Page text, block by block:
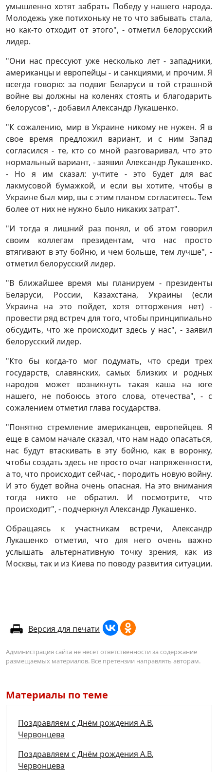
умышленно хотят забрать Победу у нашего народа.
Молодежь уже потихоньку не то что забывать стала,
но как-то отходит от этого", - отметил белорусский
лидер.
"Они нас прессуют уже несколько лет - западники,
американцы и европейцы - и санкциями, и прочим. Я
всегда говорю: за подвиг Беларуси в той страшной
войне вы должны на коленях стоять и благодарить
белорусов", - добавил Александр Лукашенко.
"К сожалению, мир в Украине никому не нужен. Я в
свое время предложил вариант, и с ним Запад
согласился - те, кто со мной разговаривал, что это
нормальный вариант, - заявил Александр Лукашенко.
- Но я им сказал: учтите - это будет для вас
лакмусовой бумажкой, и если вы хотите, чтобы в
Украине был мир, вы с этим планом согласитесь. Тем
более от них не нужно было никаких затрат".
"И тогда я лишний раз понял, и об этом говорил
своим коллегам президентам, что нас просто
втягивают в эту бойню, и чем больше, тем лучше", -
отметил белорусский лидер.
"В ближайшее время мы планируем - президенты
Беларуси, России, Казахстана, Украины (если
Украина на это пойдет, хотя отторжения нет) -
провести ряд встреч для того, чтобы принципиально
обсудить, что же происходит здесь у нас", - заявил
белорусский лидер.
"Кто бы когда-то мог подумать, что среди трех
государств, славянских, самых близких и родных
народов может возникнуть такая каша на юге
нашего, не побоюсь этого слова, отечества", - с
сожалением отметил глава государства.
"Понятно стремление американцев, европейцев. Я
еще в самом начале сказал, что нам надо опасаться,
нас будут втаскивать в эту бойню, как в воронку,
чтобы создать здесь не просто очаг напряженности,
а то, что происходит сейчас, - породить новую войну.
И это будет война очень опасная. На это внимания
тогда никто не обратил. И посмотрите, что
происходит", - подчеркнул Александр Лукашенко.
Обращаясь к участникам встречи, Александр
Лукашенко отметил, что для него очень важно
услышать альтернативную точку зрения, как из
Москвы, так и из Киева по поводу развития ситуации.
Версия для печати
Администрация сайта не несёт ответственности за содержание
размещаемых материалов. Все претензии направлять авторам.
Материалы по теме
Поздравляем с Днём рождения А.В.
Червонцева
Поздравляем с Днём рождения А.В.
Червонцева